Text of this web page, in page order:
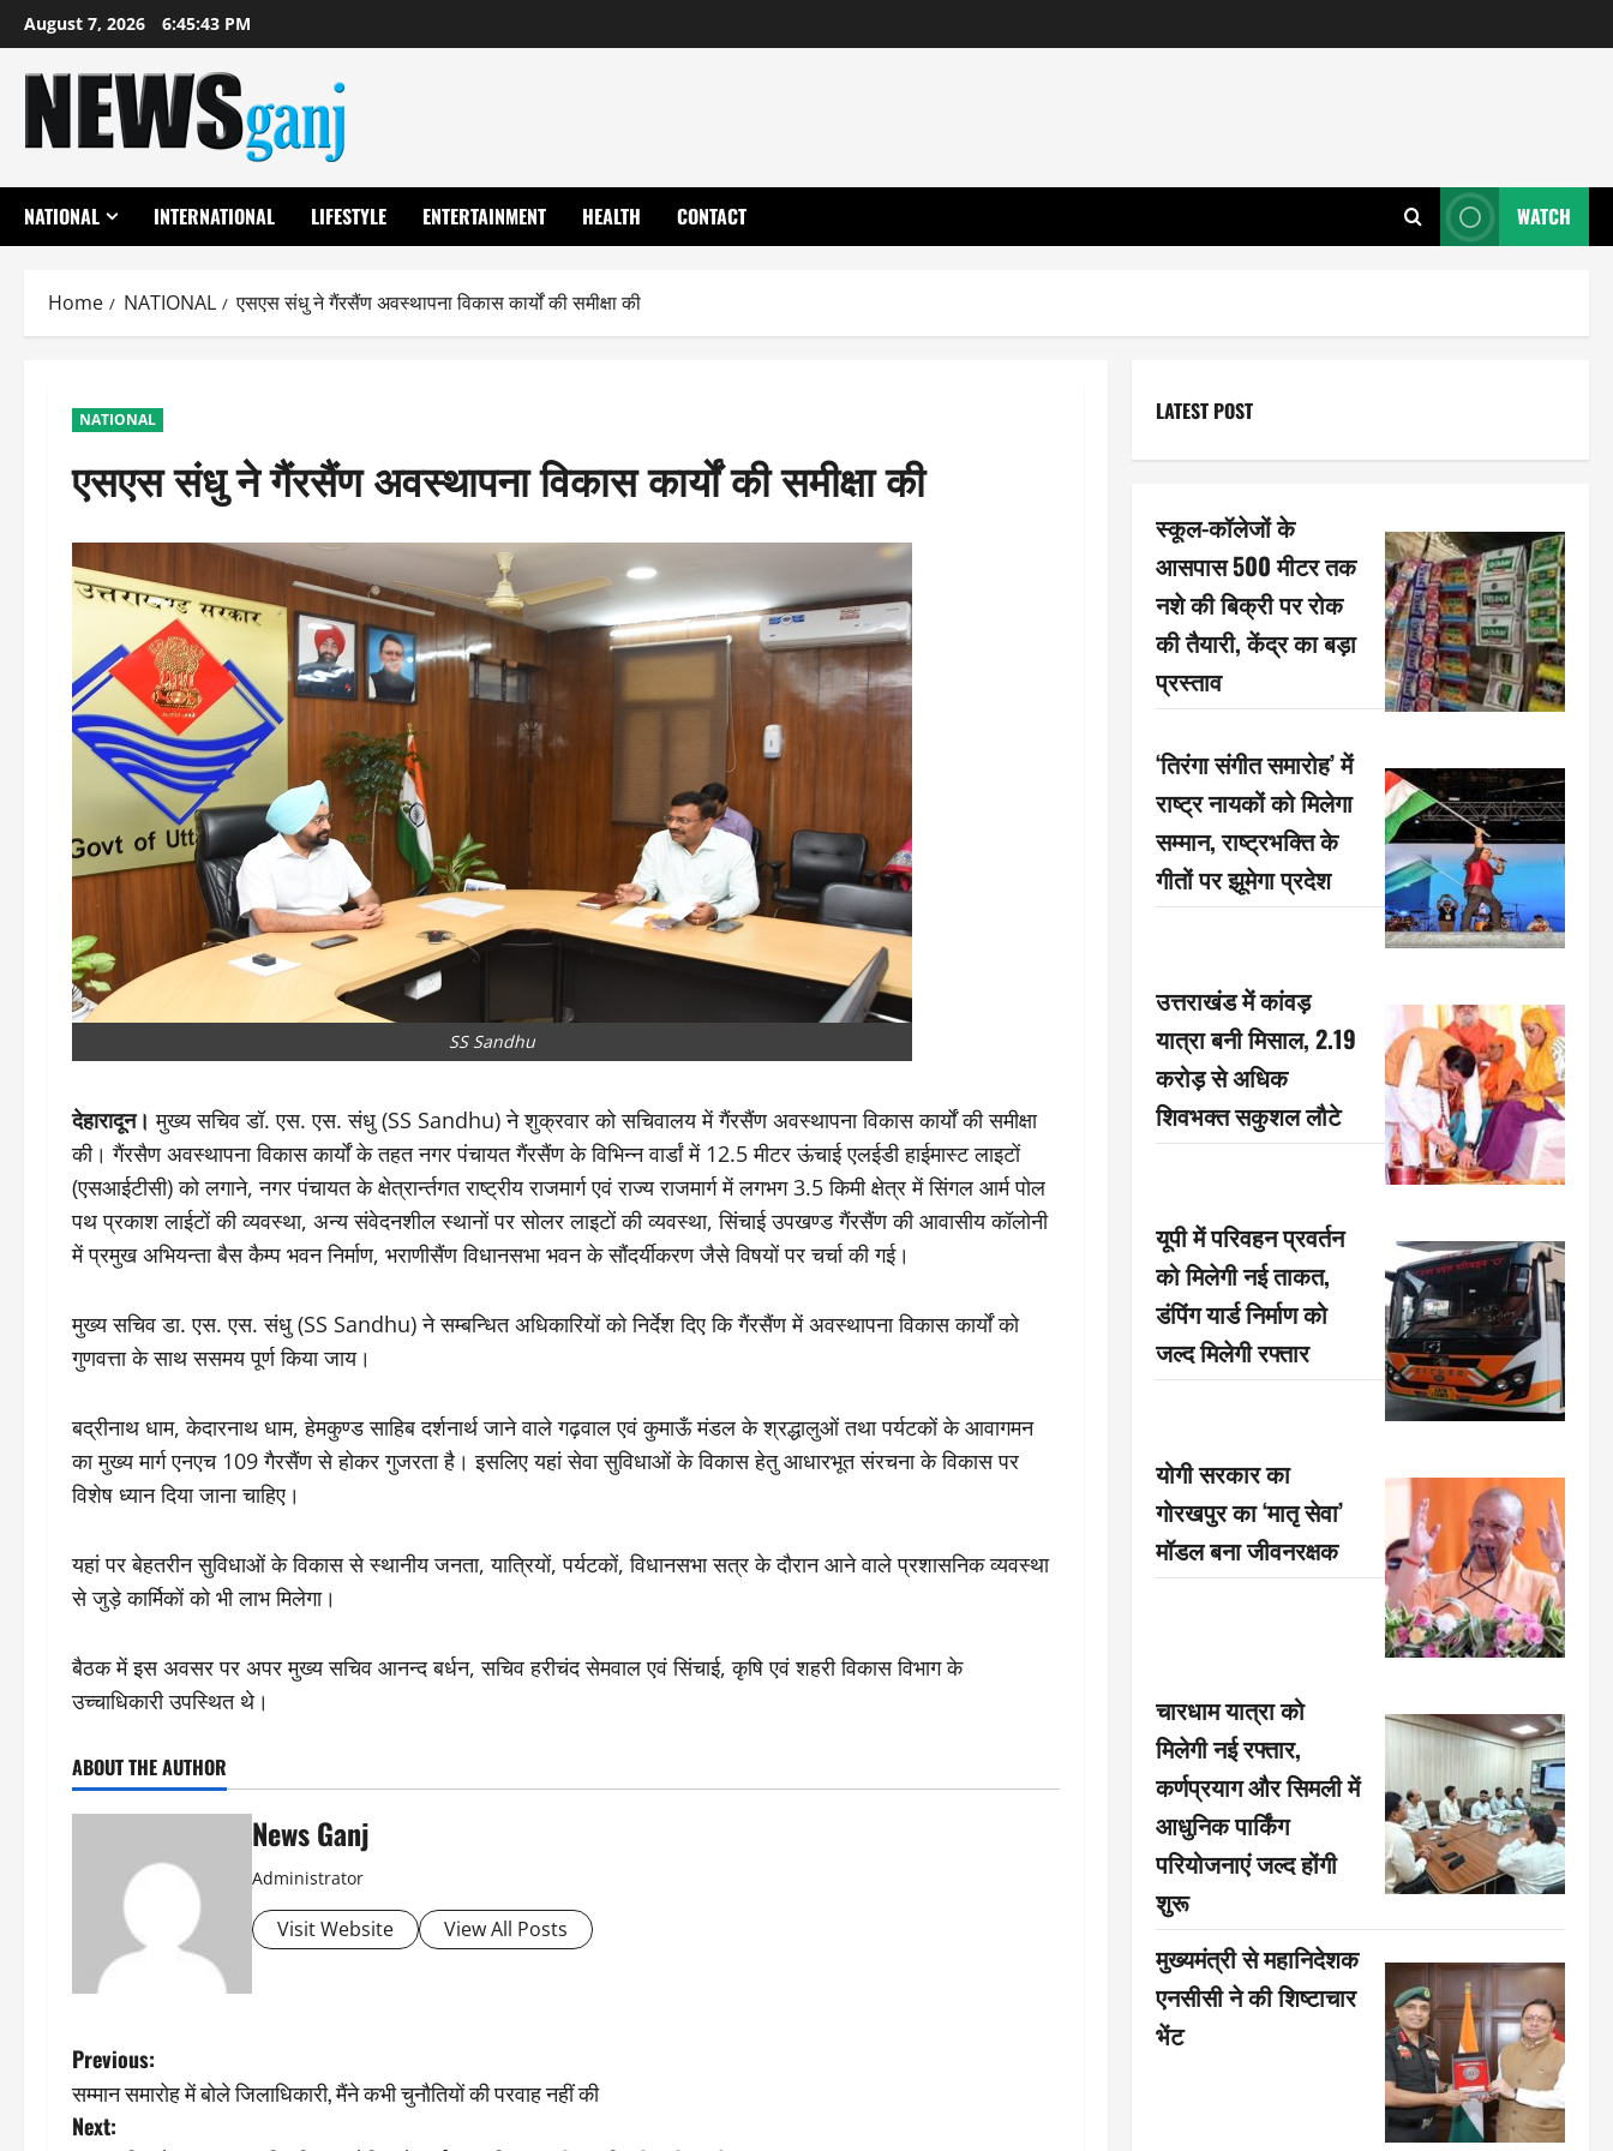
Skip
to
content
August 7, 2026 6:45:44 PM
NATIONAL INTERNATIONAL LIFESTYLE ENTERTAINMENT HEALTH CONTACT WATCH
Home NATIONAL एसएस संधु ने गैंरसैंण अवस्थापना विकास कार्यों की समीक्षा की
NATIONAL
एसएस संधु ने गैंरसैंण अवस्थापना विकास कार्यों की समीक्षा की
SS Sandhu
देहारादून। मुख्य सचिव डॉ. एस. एस. संधु (SS Sandhu) ने शुक्रवार को सचिवालय में गैंरसैंण अवस्थापना विकास कार्यों की समीक्षा
की। गैंरसैण अवस्थापना विकास कार्यों के तहत नगर पंचायत गैंरसैंण के विभिन्न वार्डां में 12.5 मीटर ऊंचाई एलईडी हाईमास्ट लाइटों
(एसआईटीसी) को लगाने, नगर पंचायत के क्षेत्रार्न्तगत राष्ट्रीय राजमार्ग एवं राज्य राजमार्ग में लगभग 3.5 किमी क्षेत्र में सिंगल आर्म पोल
पथ प्रकाश लाईटों की व्यवस्था, अन्य संवेदनशील स्थानों पर सोलर लाइटों की व्यवस्था, सिंचाई उपखण्ड गैंरसैंण की आवासीय कॉलोनी
में प्रमुख अभियन्ता बैस कैम्प भवन निर्माण, भराणीसैंण विधानसभा भवन के सौंदर्यीकरण जैसे विषयों पर चर्चा की गई।
मुख्य सचिव डा. एस. एस. संधु (SS Sandhu) ने सम्बन्धित अधिकारियों को निर्देश दिए कि गैंरसैंण में अवस्थापना विकास कार्यों को
गुणवत्ता के साथ ससमय पूर्ण किया जाय।
बद्रीनाथ धाम, केदारनाथ धाम, हेमकुण्ड साहिब दर्शनार्थ जाने वाले गढ़वाल एवं कुमाऊँ मंडल के श्रद्धालुओं तथा पर्यटकों के आवागमन
का मुख्य मार्ग एनएच 109 गैरसैंण से होकर गुजरता है। इसलिए यहां सेवा सुविधाओं के विकास हेतु आधारभूत संरचना के विकास पर
विशेष ध्यान दिया जाना चाहिए।
यहां पर बेहतरीन सुविधाओं के विकास से स्थानीय जनता, यात्रियों, पर्यटकों, विधानसभा सत्र के दौरान आने वाले प्रशासनिक व्यवस्था
से जुड़े कार्मिकों को भी लाभ मिलेगा।
बैठक में इस अवसर पर अपर मुख्य सचिव आनन्द बर्धन, सचिव हरीचंद सेमवाल एवं सिंचाई, कृषि एवं शहरी विकास विभाग के
उच्चाधिकारी उपस्थित थे।
ABOUT THE AUTHOR
News Ganj
Administrator
Visit Website View All Posts
P
o
Previous:
सम्मान समारोह में बाेले जिलाधिकारी, मैंने कभी चुनौतियों की परवाह नहीं की
Next:
LATEST POST
स्कूल-कॉलेजों के
आसपास 500 मीटर तक
नशे की बिक्री पर रोक
की तैयारी, केंद्र का बड़ा
प्रस्ताव
‘तिरंगा संगीत समारोह’ में
राष्ट्र नायकों को मिलेगा
सम्मान, राष्ट्रभक्ति के
गीतों पर झूमेगा प्रदेश
उत्तराखंड में कांवड़
यात्रा बनी मिसाल, 2.19
करोड़ से अधिक
शिवभक्त सकुशल लौटे
यूपी में परिवहन प्रवर्तन
को मिलेगी नई ताकत,
डंपिंग यार्ड निर्माण को
जल्द मिलेगी रफ्तार
योगी सरकार का
गोरखपुर का ‘मातृ सेवा’
मॉडल बना जीवनरक्षक
चारधाम यात्रा को
मिलेगी नई रफ्तार,
कर्णप्रयाग और सिमली में
आधुनिक पार्किंग
परियोजनाएं जल्द होंगी
शुरू
मुख्यमंत्री से महानिदेशक
एनसीसी ने की शिष्टाचार
भेंट